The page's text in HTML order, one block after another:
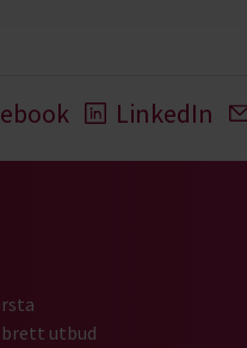
LinkedIn
startsida
utbud